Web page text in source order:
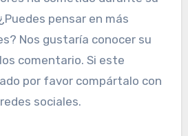
pensar en más
Nos gustaría conocer su
comentario. Si este
por favor compártalo con
sociales.